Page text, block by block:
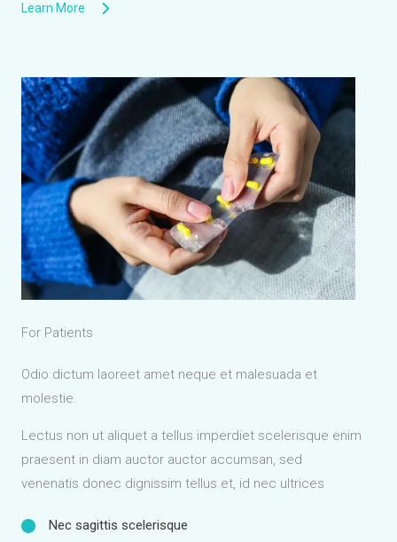
Learn More
For Patients
Odio dictum laoreet amet neque et malesuada et
molestie.
Lectus non ut aliquet a tellus imperdiet scelerisque enim
praesent in diam auctor auctor accumsan, sed
venenatis donec dignissim tellus et, id nec ultrices
Nec sagittis scelerisque